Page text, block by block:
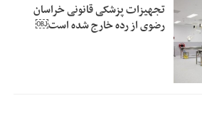
تجهیزات پزشکی قانونی خراسان
رضوی از رده خارج شده است￼